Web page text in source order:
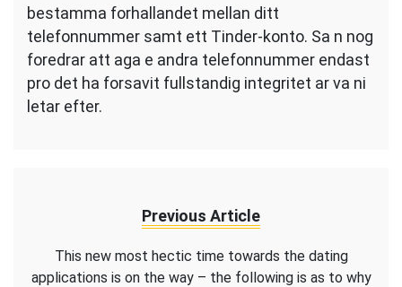
bestamma forhallandet mellan ditt
telefonnummer samt ett Tinder-konto. Sa n nog
foredrar att aga e andra telefonnummer endast
pro det ha forsavit fullstandig integritet ar va ni
letar efter.
Previous Article
This new most hectic time towards the dating
applications is on the way – the following is as to why